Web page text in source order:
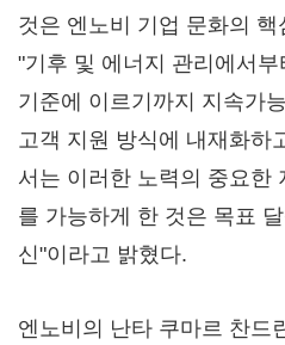
것은 엔노비 기업 문화의 핵
"기후 및 에너지 관리에서부
기준에 이르기까지 지속가
고객 지원 방식에 내재화하
서는 이러한 노력의 중요한
를 가능하게 한 것은 목표
신"이라고 밝혔다.
엔노비의 난타 쿠마르 찬드